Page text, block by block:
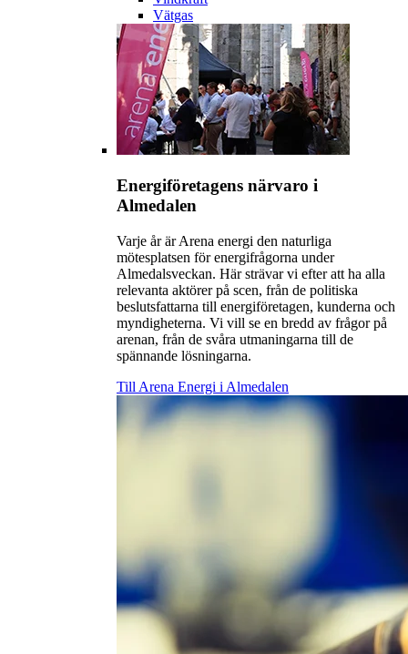
Vätgas
Energiföretagens närvaro i
Almedalen
Varje år är Arena energi den naturliga
mötesplatsen för energifrågorna under
Almedalsveckan. Här strävar vi efter att ha alla
relevanta aktörer på scen, från de politiska
beslutsfattarna till energiföretagen, kunderna och
myndigheterna. Vi vill se en bredd av frågor på
arenan, från de svåra utmaningarna till de
spännande lösningarna.
Till Arena Energi i Almedalen